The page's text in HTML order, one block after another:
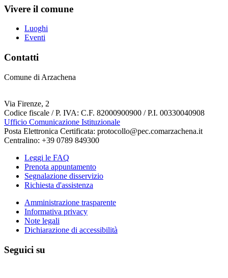
Vivere il comune
Luoghi
Eventi
Contatti
Comune di Arzachena
Via Firenze, 2
Codice fiscale / P. IVA: C.F. 82000900900 / P.I. 00330040908
Ufficio Comunicazione Istituzionale
Posta Elettronica Certificata: protocollo@pec.comarzachena.it
Centralino: +39 0789 849300
Leggi le FAQ
Prenota appuntamento
Segnalazione disservizio
Richiesta d'assistenza
Amministrazione trasparente
Informativa privacy
Note legali
Dichiarazione di accessibilità
Seguici su